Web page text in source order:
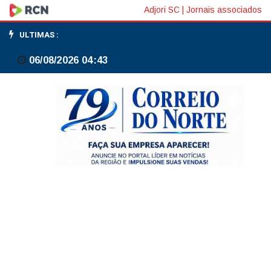
Moretti:
custo
de
Desenrola
Adimplentes
Adjori SC Jornais associados
ULTIMAS :
06/08/2026 04:43